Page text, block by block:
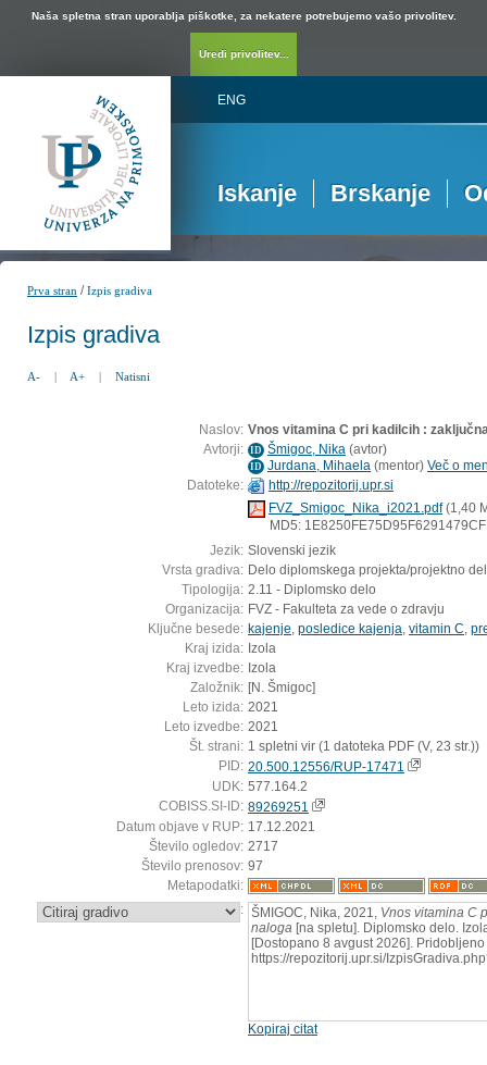
Naša spletna stran uporablja piškotke, za nekatere potrebujemo vašo privolitev.
Uredi privolitev...
ENG
Iskanje Brskanje
Prva stran /Izpis gradiva
Izpis gradiva
A- | A+ | Natisni
Naslov: Vnos vitamina C pri kadilcih :
Avtorji: ID Šmigoc, Nika (avtor)
ID Jurdana, Mihaela (mentor) Več o
Datoteke:
http://repozitorij.upr.si
FVZ_Smigoc_Nika_i2021.pdf(1,40
MD5:
Jezik: Slovenski jezik
Vrsta gradiva: Delo diplomskega projekta/projektno
Tipologija: 2.11 - Diplomsko delo
Organizacija: FVZ - Fakulteta za vede o zdravju
Ključne besede: kajenje posledice kajenja vitamin C
Kraj izida: Izola
Kraj izvedbe: Izola
Založnik: [N. Šmigoc]
Leto izida: 2021
Leto izvedbe: 2021
Št. strani: 1 spletni vir (1 datoteka PDF (V, 23 str.))
PID: 20.500.12556/RUP-17471
UDK: 577.164.2
COBISS.SI-ID: 89269251
Datum objave v RUP: 17.12.2021
Število ogledov: 2717
Število prenosov: 97
Metapodatki:
: ŠMIGOC, Nika, 2021, Vnos vitamina C
naloga [na spletu]. Diplomsko delo.
[Dostopano 8 avgust 2026]. Pridobljeno
https://repozitorij.upr.si/
Kopiraj citat